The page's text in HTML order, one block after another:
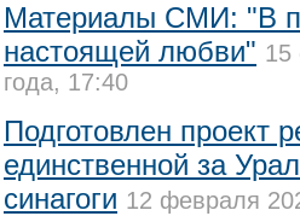
Материалы СМИ: "В
настоящей любви" 15
года, 17:40
Подготовлен проект
единственной за
синагоги 12 февраля